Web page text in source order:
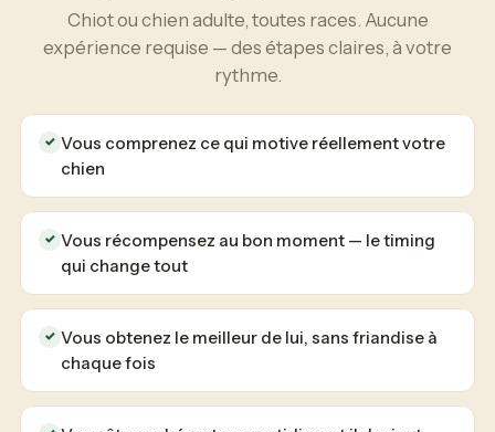
Chiot ou chien adulte, toutes races. Aucune
expérience requise — des étapes claires, à votre
rythme.
✓ Vous comprenez ce qui motive réellement votre
chien
✓ Vous récompensez au bon moment — le timing
qui change tout
✓ Vous obtenez le meilleur de lui, sans friandise à
chaque fois